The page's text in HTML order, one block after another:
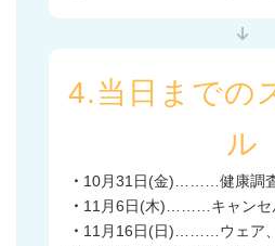
4.当日までの
ル
・ 10月31日(金)………健康調
・ 11月6日(木)………キャンセ
・ 11月16日(日)………ウェア